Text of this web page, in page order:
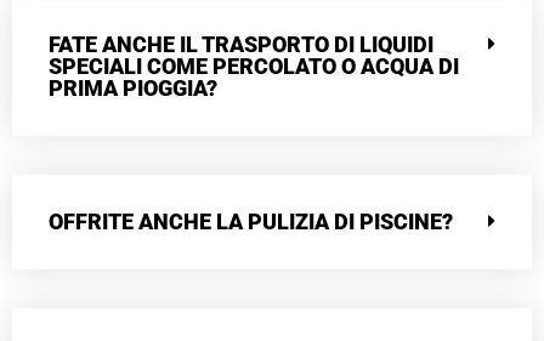
FATE ANCHE IL TRASPORTO DI LIQUIDI
SPECIALI COME PERCOLATO O ACQUA DI
PRIMA PIOGGIA?
OFFRITE ANCHE LA PULIZIA DI PISCINE?